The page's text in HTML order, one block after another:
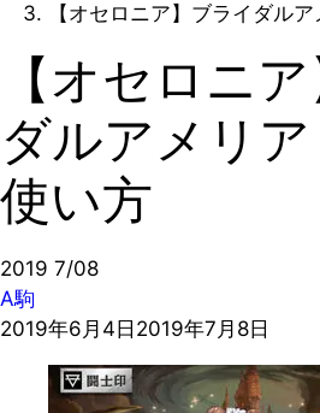
【オセロニア】ブライダル
【オセロニ
ダルアメリア
使い方
2019 7/08
A駒
2019年6月4日 2019年7月8日